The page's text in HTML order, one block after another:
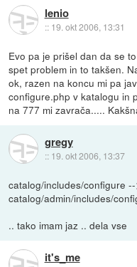
lenio
:: 19. okt 2006, 13:31
Evo pa je prišel dan da se
spet problem in to takšen.
ok, razen na koncu mi pa
configure.php v katalogu in
na 777 mi zavrača.....
gregy
:: 19. okt 2006, 13:37
catalog/includes/configure
catalog/admin/includes/
.. tako imam jaz .. dela vse
it's_me